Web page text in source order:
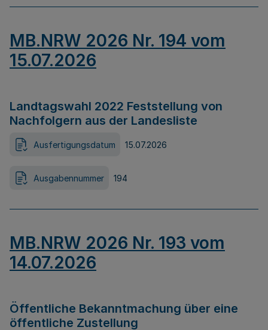
MB.NRW 2026 Nr. 194 vom
15.07.2026
Landtagswahl 2022 Feststellung von
Nachfolgern aus der Landesliste
Ausfertigungsdatum 15.07.2026
Ausgabennummer 194
MB.NRW 2026 Nr. 193 vom
14.07.2026
Öffentliche Bekanntmachung über eine
öffentliche Zustellung